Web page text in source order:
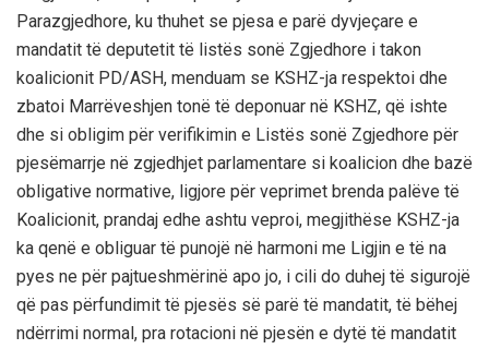
Parazgjedhore, ku thuhet se pjesa e parë dyvjeçare e
mandatit të deputetit të listës sonë Zgjedhore i takon
koalicionit PD/ASH, menduam se KSHZ-ja respektoi dhe
zbatoi Marrëveshjen tonë të deponuar në KSHZ, që ishte
dhe si obligim për verifikimin e Listës sonë Zgjedhore për
pjesëmarrje në zgjedhjet parlamentare si koalicion dhe bazë
obligative normative, ligjore për veprimet brenda palëve të
Koalicionit, prandaj edhe ashtu veproi, megjithëse KSHZ-ja
ka qenë e obliguar të punojë në harmoni me Ligjin e të na
pyes ne për pajtueshmërinë apo jo, i cili do duhej të sigurojë
që pas përfundimit të pjesës së parë të mandatit, të bëhej
ndërrimi normal, pra rotacioni në pjesën e dytë të mandatit